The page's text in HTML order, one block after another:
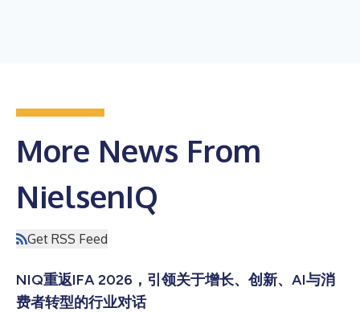
More News From
NielsenIQ
Get RSS Feed
NIQ重返IFA 2026，引领关于增长、创新、AI与消
费者转型的行业对话